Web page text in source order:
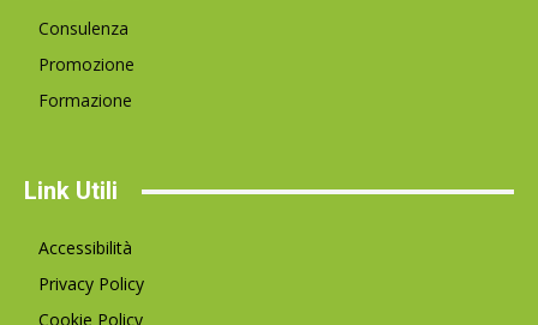
Consulenza
Promozione
Formazione
Link Utili
Accessibilità
Privacy Policy
Cookie Policy